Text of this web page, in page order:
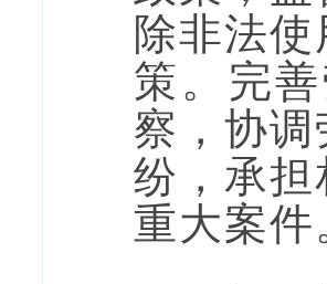
除非法
策。完
察，协
纷，承
重大案